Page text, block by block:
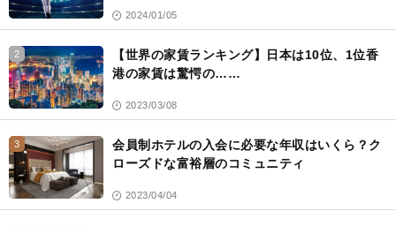
2024/01/05
2
【世界の家賃ランキング】日本は10位、1位香
港の家賃は驚愕の……
2023/03/08
3
会員制ホテルの入会に必要な年収はいくら？ク
ローズドな富裕層のコミュニティ
2023/04/04